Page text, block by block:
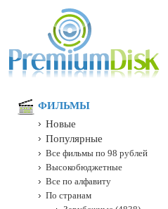
ФИЛЬМЫ
Новые
Популярные
Все фильмы по 98 рублей
Высокобюджетные
Все по алфавиту
По странам